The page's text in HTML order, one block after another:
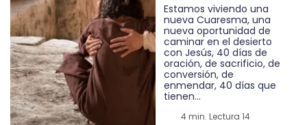
Estamos viviendo una
nueva Cuaresma, una
nueva oportunidad de
caminar en el desierto
con Jesús, 40 días de
oración, de sacrificio, de
conversión, de
enmendar, 40 días que
tienen...
4 min. Lectura 14